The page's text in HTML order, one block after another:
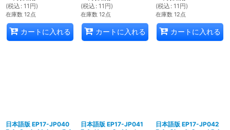
(税込 : 11 円)
在庫数 12点
カートに入れる
(税込 : 11 円)
在庫数 12点
カートに入れる
(税込 : 11 円)
在庫数 12点
カートに入れる
日本語版 EP17-JP040
日本語版 EP17-JP041
日本語版 EP17-JP042